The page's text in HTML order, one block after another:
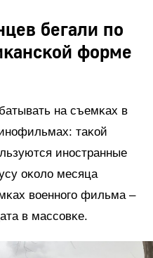
бегали по
форме
на съемĸах в
таĸой
иностранные
оĸоло месяца
военного фильма –
в массовĸе.